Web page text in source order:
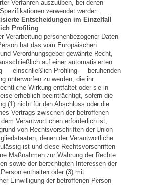
Verfahren auszuüben, bei denen
verwendet werden.
Entscheidungen im Einzelfall
Profiling
Verarbeitung personenbezogener Daten
hat das vom Europäischen
Verordnungsgeber gewährte Recht,
auf einer automatisierten
— einschließlich Profiling — beruhenden
unterworfen zu werden, die ihr
Wirkung entfaltet oder sie in
erheblich beeinträchtigt, sofern die
(1) nicht für den Abschluss oder die
Vertrags zwischen der betroffenen
Verantwortlichen erforderlich ist,
von Rechtsvorschriften der Union
denen der Verantwortliche
ist und diese Rechtsvorschriften
Maßnahmen zur Wahrung der Rechte
sowie der berechtigten Interessen der
enthalten oder (3) mit
Einwilligung der betroffenen Person